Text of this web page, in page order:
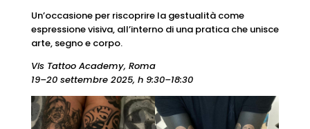
Un’occasione per riscoprire la gestualità come
espressione visiva, all’interno di una pratica che unisce
arte, segno e corpo.
Vis Tattoo Academy, Roma
19–20 settembre 2025, h 9:30–18:30